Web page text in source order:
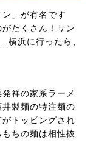
」が有名です
たくさん！サン
横浜に行ったら、
祥の家系ラーメ
製麺の特注麺の
トッピングされ
ちの麺は相性抜